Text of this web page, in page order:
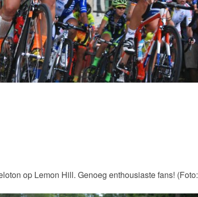
op Lemon Hill. Genoeg enthousiaste fans! (Foto: